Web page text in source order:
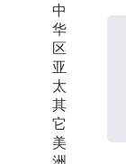
中
华
区
亚
太
其
它
美